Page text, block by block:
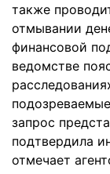
также
отмывании
финансовой
ведомстве
запрос
подтвердила
отмечает